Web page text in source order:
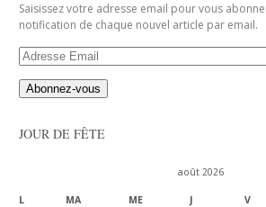
Saisissez votre adresse email pour vous
notification de chaque nouvel article par email.
Adresse
JOUR DE FÊTE
août 2026
L MA ME J V